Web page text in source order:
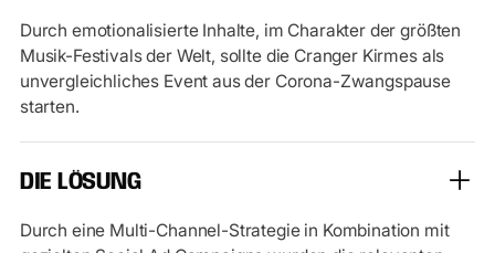
Durch emotionalisierte Inhalte, im Charakter der größten
Musik-Festivals der Welt, sollte die Cranger Kirmes als
unvergleichliches Event aus der Corona-Zwangspause
starten.
DIE LÖSUNG
Durch eine Multi-Channel-Strategie in Kombination mit